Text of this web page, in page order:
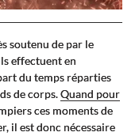
soutenu de par le
effectuent en
du temps réparties
de corps.Quand pour
ces moments de
il est donc nécessaire